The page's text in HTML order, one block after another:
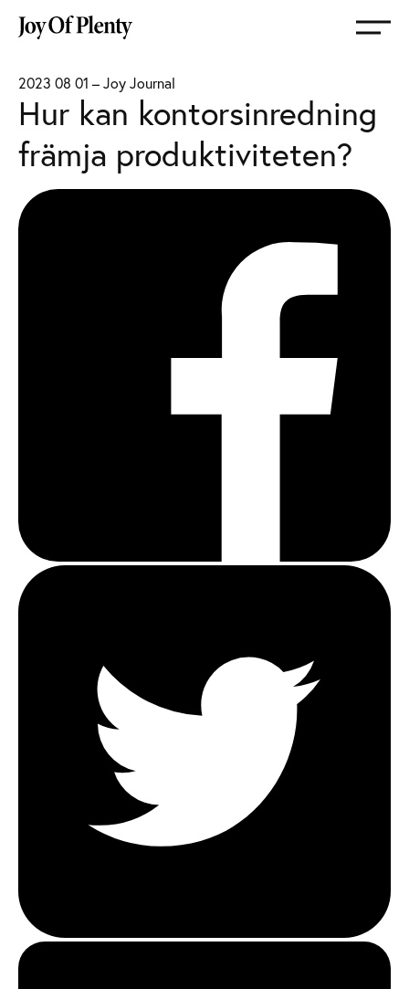
Gå
till
2023 08 01 –Joy Journal
Hur kan kontorsinredning
främja produktiviteten?